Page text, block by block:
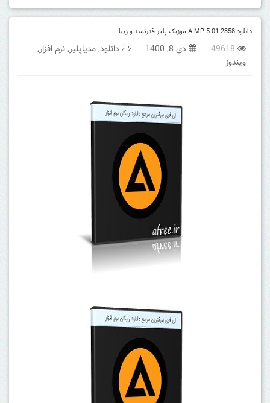
دانلود AIMP 5.01.2358 موزیک پلیر قدرتمند و زیبا
49618 دی 8, 1400 دانلود,مدیاپلیر,نرم افزار,
ویندوز